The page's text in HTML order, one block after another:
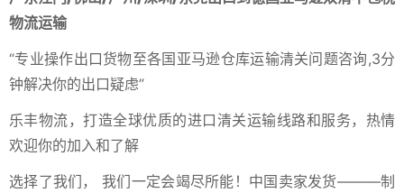
物流运输
“专业操作出口货物至各国亚马逊仓库运输清关问题咨询,3分
钟解决你的出口疑虑”
乐丰物流，打造全球优质的进口清关运输线路和服务，热情
欢迎你的加入和了解
选择了我们， 我们一定会竭尽所能！中国卖家发货———制